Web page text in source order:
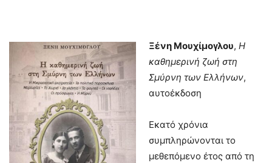
Ξένη Μουχίμογλου, Η
καθημερινή ζωή στη
Σμύρνη των Ελλήνων,
αυτοέκδοση
Εκατό χρόνια
συμπληρώνονται το
μεθεπόμενο έτος από τη